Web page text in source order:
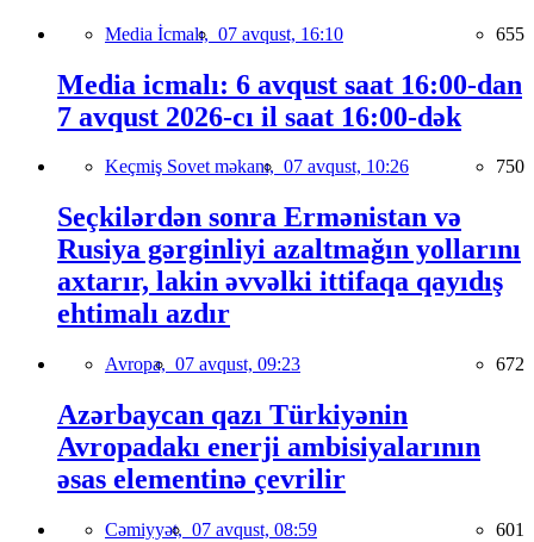
Media İcmalı, 07 avqust, 16:10 655
Media icmalı: 6 avqust saat 16:00-dan
7 avqust 2026-cı il saat 16:00-dək
Keçmiş Sovet məkanı, 07 avqust, 10:26 750
Seçkilərdən sonra Ermənistan və
Rusiya gərginliyi azaltmağın yollarını
axtarır, lakin əvvəlki ittifaqa qayıdış
ehtimalı azdır
Avropa, 07 avqust, 09:23 672
Azərbaycan qazı Türkiyənin
Avropadakı enerji ambisiyalarının
əsas elementinə çevrilir
Cəmiyyət, 07 avqust, 08:59 601